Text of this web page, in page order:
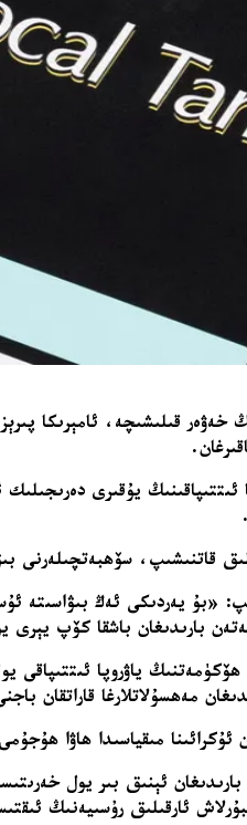
خەۋەر قىلىشىچە، ئامېرىكا
ئىتتىپاقىنىڭ يۇقىرى
قاتنىشىپ، سۆھبەتچىلەرنى
«بۇ يەردىكى ئەڭ بىۋاسىتە
بارىدىغان باشقا كۆپ
ھۆكۈمەتنىڭ ياۋروپا
مەھسۇلاتلارغا قاراتقان
مىقياسىدا ھاۋا
ئېنىق بىر يول
ئارقىلىق رۇسىيەنىڭ